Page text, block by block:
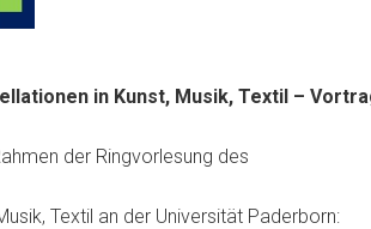
in Kunst, Musik, Textil –
der Ringvorlesung des
Textil an der Universität Paderborn: